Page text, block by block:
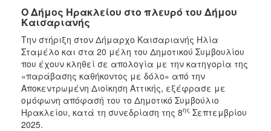
ΕΠΙΣΚΕΠΤΗΣ
ΗΡΑΚΛΕΙΟ
Ο Δήμος Ηρακλείου στο πλευρό του Δήμου
Καισαριανής
Την στήριξη στον Δήμαρχο Καισαριανής Ηλία
Σταμέλο και στα 20 μέλη του Δημοτικού Συμβουλίου
που έχουν κληθεί σε απολογία με την κατηγορία της
«παράβασης καθήκοντος με δόλο» από την
Αποκεντρωμένη Διοίκηση Αττικής, εξέφρασε με
ομόφωνη απόφασή του το Δημοτικό Συμβούλιο
Ηρακλείου, κατά τη συνεδρίαση της 8ης Σεπτεμβρίου
2025.